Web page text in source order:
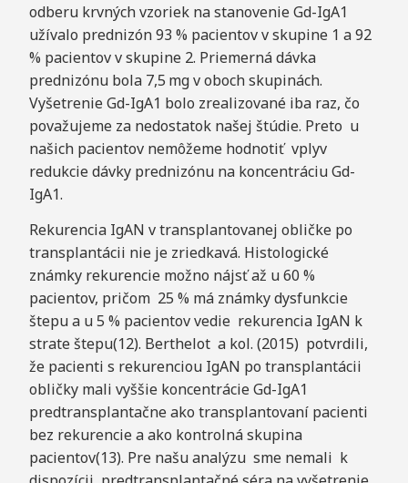
odberu krvných vzoriek na stanovenie Gd-IgA1
užívalo prednizón 93 % pacientov v skupine 1 a 92
% pacientov v skupine 2. Priemerná dávka
prednizónu bola 7,5 mg v oboch skupinách.
Vyšetrenie Gd-IgA1 bolo zrealizované iba raz, čo
považujeme za nedostatok našej štúdie. Preto u
našich pacientov nemôžeme hodnotiť vplyv
redukcie dávky prednizónu na koncentráciu Gd-
IgA1.
Rekurencia IgAN v transplantovanej obličke po
transplantácii nie je zriedkavá. Histologické
známky rekurencie možno nájsť až u 60 %
pacientov, pričom 25 % má známky dysfunkcie
štepu a u 5 % pacientov vedie rekurencia IgAN k
strate štepu(12). Berthelot a kol. (2015) potvrdili,
že pacienti s rekurenciou IgAN po transplantácii
obličky mali vyššie koncentrácie Gd-IgA1
predtransplantačne ako transplantovaní pacienti
bez rekurencie a ako kontrolná skupina
pacientov(13). Pre našu analýzu sme nemali k